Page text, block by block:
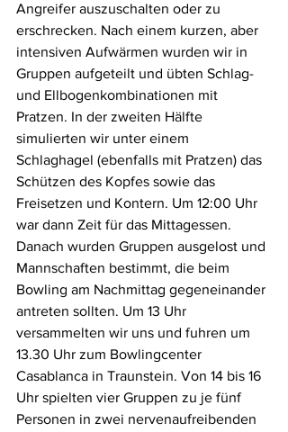
Angreifer auszuschalten oder zu
erschrecken. Nach einem kurzen, aber
intensiven Aufwärmen wurden wir in
Gruppen aufgeteilt und übten Schlag-
und Ellbogenkombinationen mit
Pratzen. In der zweiten Hälfte
simulierten wir unter einem
Schlaghagel (ebenfalls mit Pratzen) das
Schützen des Kopfes sowie das
Freisetzen und Kontern. Um 12:00 Uhr
war dann Zeit für das Mittagessen.
Danach wurden Gruppen ausgelost und
Mannschaften bestimmt, die beim
Bowling am Nachmittag gegeneinander
antreten sollten. Um 13 Uhr
versammelten wir uns und fuhren um
13.30 Uhr zum Bowlingcenter
Casablanca in Traunstein. Von 14 bis 16
Uhr spielten vier Gruppen zu je fünf
Personen in zwei nervenaufreibenden